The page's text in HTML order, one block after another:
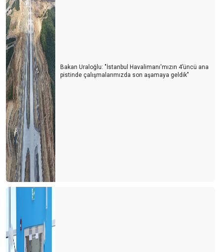
Bakan Uraloğlu: "İstanbul Havalimanı'mızın 4’üncü ana
pistinde çalışmalarımızda son aşamaya geldik"